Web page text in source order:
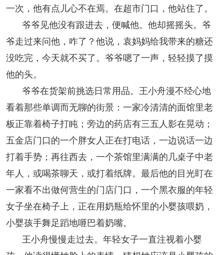
一次，他有点儿心不在焉。在超市门口，他站住了。
爷爷见他没有跟进去，便喊他。他却摇摇头。爷
爷走过来问他，咋了？他说，袁妈妈给我带来的糖还
没吃完，今天就不买了。爷爷嗯了一声，轻轻摸了摸
他的头。
爷爷在货架前挑选日常用品。王小舟漫不经心地
看着那些单调而无聊的街景：一家冷清清的面馆里老
板正靠着椅子打盹；旁边的药店有三五人影在晃动；
五金店门口的一个胖女人正在打电话，一边说话一边
打着手势；再往西去，一个茶馆里满满的几桌子中老
年人，或喝茶聊天，或打着纸牌。最后他的目光盯在
一家看不出做何营生的门店门口，一个黑衣服的年轻
女子坐在椅子上，正在用奶瓶给怀里的小婴孩喂奶，
小婴孩手舞足蹈地咂巴着奶嘴。
王小舟慢慢走过去。年轻女子一直注视着小婴